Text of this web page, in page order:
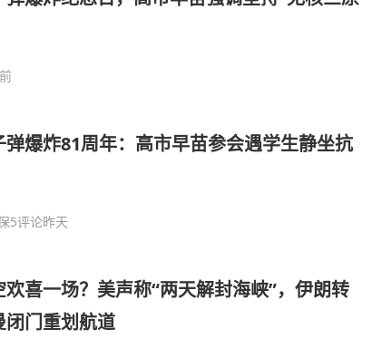
弹爆炸81周年：高市早苗参会遇学生静坐抗
5评论昨天
喜一场？美声称“两天解封海峡”，伊朗转
闭门重划航道